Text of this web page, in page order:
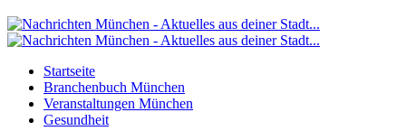
Startseite
Branchenbuch München
Veranstaltungen München
Gesundheit